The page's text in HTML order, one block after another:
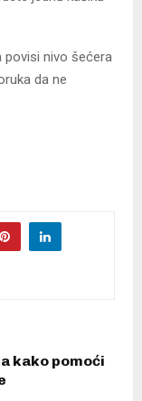
povisi nivo šećera
da ne
kako pomoći